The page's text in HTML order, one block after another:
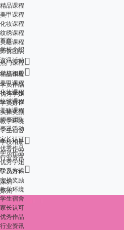
精品课程
美甲课程
化妆课程
纹绣课程
美睫课程
师资团队
资讯活动
学校相册
学员作品
优秀学姐
学员好评
实操奖励
教学环境
学生宿舍
家长认可
优秀作品
行业资讯
联系方式
深圳
郑州
首页
学校介绍
热门课程
精品课程
美甲课程
化妆课程
纹绣课程
美睫课程
师资团队
资讯活动
学校相册
学员作品
优秀学姐
学员好评
实操奖励
教学环境
学生宿舍
家长认可
优秀作品
行业资讯